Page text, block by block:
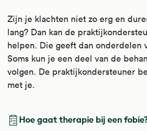
Zijn je klachten niet zo erg en
lang? Dan kan de
helpen. Die geeft dan onderdelen
Soms kun je een deel van de
volgen. De praktijkondersteuner
met je.
Hoe gaat therapie bij een